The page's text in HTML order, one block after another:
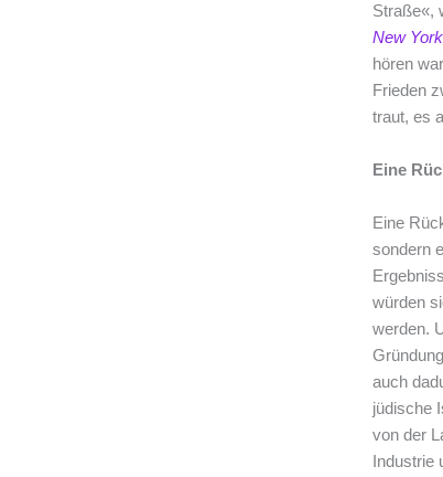
Straße«,
New
hören
Frieden
traut, es
Eine
Eine
sondern
würden
werden.
auch
jüdische
von der
Industrie